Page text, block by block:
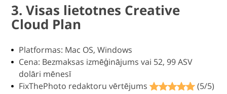
3. Visas lietotnes Creative
Cloud Plan
Platformas: Mac OS, Windows
Cena: Bezmaksas izmēģinājums vai 52, 99 ASV
dolāri mēnesī
FixThePhoto redaktoru vērtējums
(5/5)